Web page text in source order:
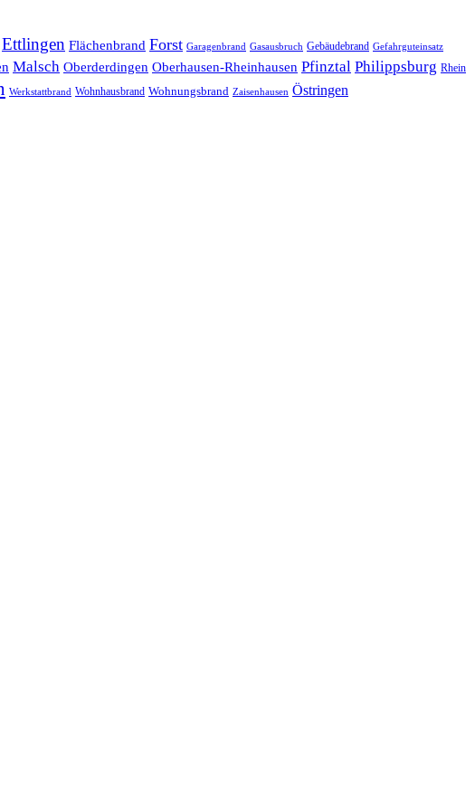
Ettlingen Flächenbrand Forst Garagenbrand Gasausbruch Gebäudebrand Gefahrguteinsatz
Malsch Oberderdingen Oberhausen-Rheinhausen Pfinztal Philippsburg Rhein
Werkstattbrand Wohnhausbrand Wohnungsbrand Zaisenhausen Östringen